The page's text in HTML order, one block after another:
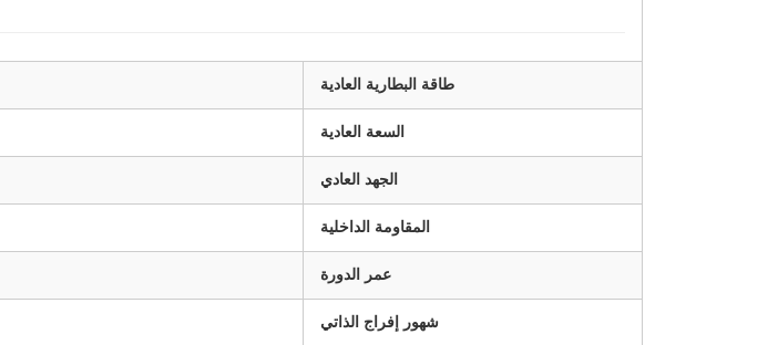
طاقة البطارية العادية
السعة العادية
الجهد العادي
المقاومة الداخلية
عمر الدورة
شهور إفراج الذاتي